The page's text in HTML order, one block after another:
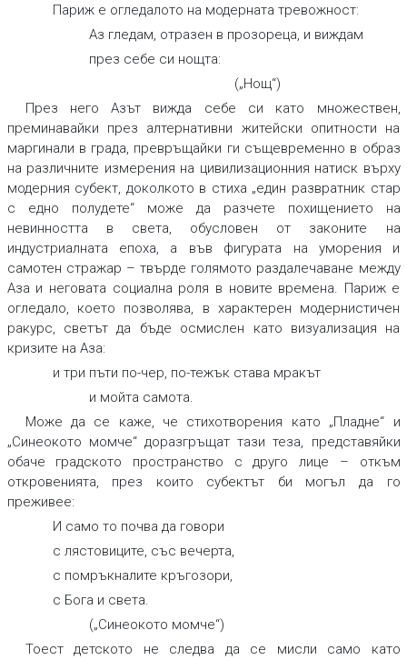
Париж е огледалото на модерната тревожност:
Аз гледам, отразен в прозореца, и виждам
през себе си нощта:
(„Нощ“)
През него Азът вижда себе си като множествен,
преминавайки през алтернативни житейски опитности на
маргинали в града, превръщайки ги същевременно в образ
на различните измерения на цивилизационния натиск върху
модерния субект, доколкото в стиха „един развратник стар
с едно полудете“ може да разчете похищението на
невинността в света, обусловен от законите на
индустриалната епоха, а във фигурата на уморения и
самотен стражар – твърде голямото раздалечаване между
Аза и неговата социална роля в новите времена. Париж е
огледало, което позволява, в характерен модернистичен
ракурс, светът да бъде осмислен като визуализация на
кризите на Аза:
и три пъти по-чер, по-тежък става мракът
и мойта самота.
Може да се каже, че стихотворения като „Пладне“ и
„Синеокото момче“ доразгръщат тази теза, представяйки
обаче градското пространство с друго лице – откъм
откровенията, през които субектът би могъл да го
преживее:
И само то почва да говори
с лястовиците, със вечерта,
с помръкналите кръгозори,
с Бога и света.
(„Синеокото момче“)
Тоест детското не следва да се мисли само като